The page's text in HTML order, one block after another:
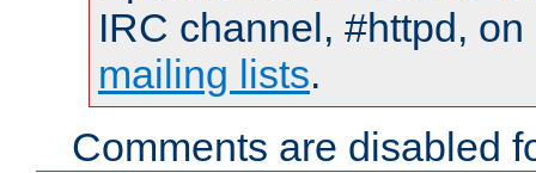
IRC channel, #httpd,
mailing lists.
Comments are disabled